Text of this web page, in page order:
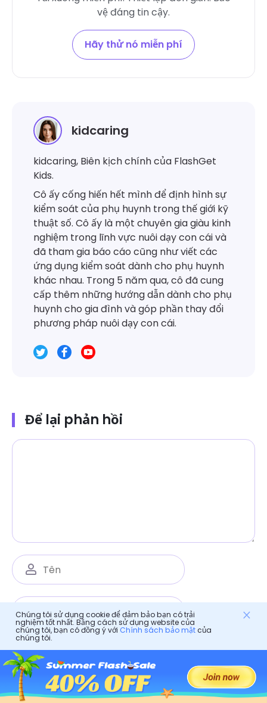
vệ đáng tin cậy.
Hãy thử nó miễn phí
kidcaring
kidcaring, Biên kịch chính của FlashGet
Kids.
Cô ấy cống hiến hết mình để định hình sự
kiểm soát của phụ huynh trong thế giới kỹ
thuật số. Cô ấy là một chuyên gia giàu kinh
nghiệm trong lĩnh vực nuôi dạy con cái và
đã tham gia báo cáo cũng như viết các
ứng dụng kiểm soát dành cho phụ huynh
khác nhau. Trong 5 năm qua, cô đã cung
cấp thêm những hướng dẫn dành cho phụ
huynh cho gia đình và góp phần thay đổi
phương pháp nuôi dạy con cái.
Để lại phản hồi
Lưu tên, email và trang web của tôi trong trình
duyệt này cho lần bình luận tiếp theo.
Chúng tôi sử dụng cookie để đảm bảo bạn có trải
nghiệm tốt nhất. Bằng cách sử dụng website của
chúng tôi, bạn có đồng ý với Chính sách bảo mậtcủa
chúng tôi.